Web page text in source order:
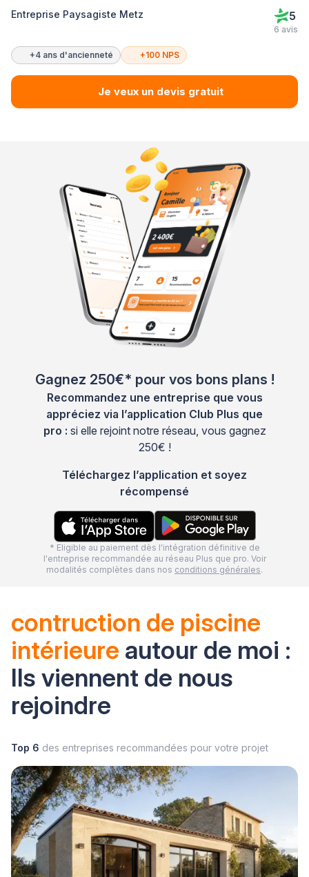
Entreprise Paysagiste Metz 5
6 avis
+4 ans d'ancienneté +100 NPS
Je veux un devis gratuit
Gagnez 250€* pour vos bons plans !
Recommandez une entreprise que vous
appréciez via l’application Club Plus que
pro : si elle rejoint notre réseau, vous gagnez
250€ !
Téléchargez l’application et soyez
récompensé
* Eligible au paiement dès l'intégration définitive de
l'entreprise recommandée au réseau Plus que pro. Voir
modalités complètes dans nos conditions générales.
contruction de piscine
intérieure autour de moi :
Ils viennent de nous
rejoindre
Top 6 des entreprises recommandées pour votre projet